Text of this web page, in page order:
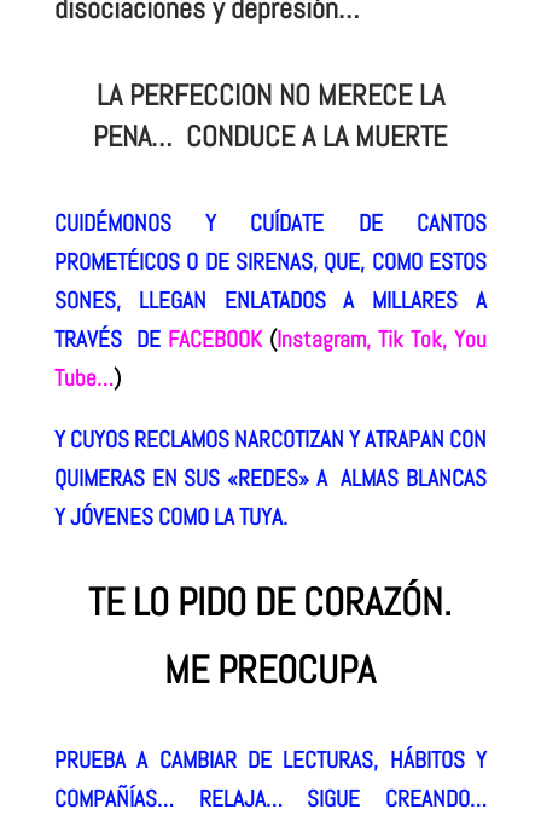
LA PERFECCION NO MERECE LA
PENA… CONDUCE A LA MUERTE
CUIDÉMONOS Y CUÍDATE DE CANTOS
PROMETÉICOS O DE SIRENAS, QUE, COMO ESTOS
SONES, LLEGAN ENLATADOS A MILLARES A
TRAVÉS DE FACEBOOK (Instagram, Tik Tok, You
Tube…)
Y CUYOS RECLAMOS NARCOTIZAN Y ATRAPAN CON
QUIMERAS EN SUS «REDES» A ALMAS BLANCAS
Y JÓVENES COMO LA TUYA.
TE LO PIDO DE CORAZÓN.
ME PREOCUPA
PRUEBA A CAMBIAR DE LECTURAS, HÁBITOS Y
COMPAÑÍAS… RELAJA… SIGUE CREANDO…